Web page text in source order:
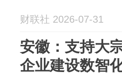
财联社 2026-07-31
安徽：支持大
企业建设数智